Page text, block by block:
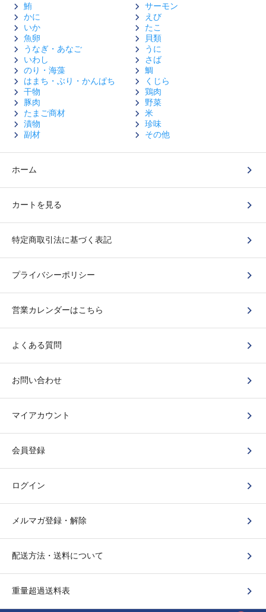
鮪
サーモン
かに
えび
いか
たこ
魚卵
貝類
うなぎ・あなご
うに
いわし
さば
のり・海藻
鯛
はまち・ぶり・かんぱち
くじら
干物
鶏肉
豚肉
野菜
たまご商材
米
漬物
珍味
副材
その他
ホーム
カートを見る
特定商取引法に基づく表記
プライバシーポリシー
営業カレンダーはこちら
よくある質問
お問い合わせ
マイアカウント
会員登録
ログイン
メルマガ登録・解除
配送方法・送料について
重量超過送料表